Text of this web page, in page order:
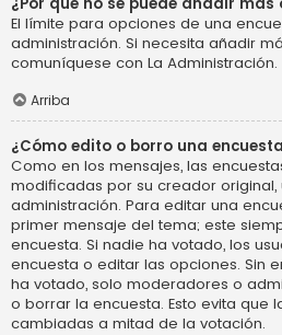
El límite para opciones de una
administración. Si necesita añadir
comuníquese con La Administración.
Arriba
¿Cómo edito o borro una
Como en los mensajes, las
modificadas por su creador
administración. Para editar una
primer mensaje del tema; este
encuesta. Si nadie ha votado, los
encuesta o editar las opciones. Sin
ha votado, solo moderadores o
o borrar la encuesta. Esto evita que
cambiadas a mitad de la votación.